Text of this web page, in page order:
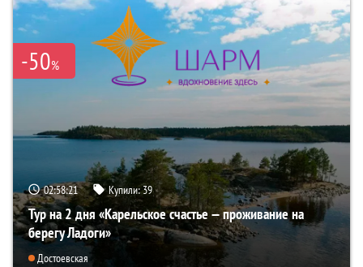
-50%
02:58:20 Купили:39
Тур на 2 дня «Карельское счастье — проживание на
берегу Ладоги»
Достоевская